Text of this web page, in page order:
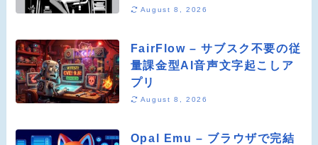
August 8, 2026
FairFlow – サブスク不要の従
量課金型AI音声文字起こしア
プリ
August 8, 2026
Opal Emu – ブラウザで完結